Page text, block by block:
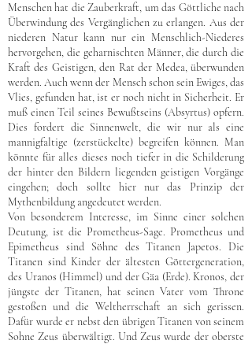
Menschen hat die Zauberkraft, um das Göttliche nach
Überwindung des Vergänglichen zu erlangen. Aus der
niederen Natur kann nur ein Menschlich-Niederes
hervorgehen, die geharnischten Männer, die durch die
Kraft des Geistigen, den Rat der Medea, überwunden
werden. Auch wenn der Mensch schon sein Ewiges, das
Vlies, gefunden hat, ist er noch nicht in Sicherheit. Er
muß einen Teil seines Bewußtseins (Absyrtus) opfern.
Dies fordert die Sinnenwelt, die wir nur als eine
mannigfaltige (zerstückelte) begreifen können. Man
könnte für alles dieses noch tiefer in die Schilderung
der hinter den Bildern liegenden geistigen Vorgänge
eingehen; doch sollte hier nur das Prinzip der
Mythenbildung angedeutet werden.
Von besonderem Interesse, im Sinne einer solchen
Deutung, ist die Prometheus-Sage. Prometheus und
Epimetheus sind Söhne des Titanen Japetos. Die
Titanen sind Kinder der ältesten Göttergeneration,
des Uranos (Himmel) und der Gäa (Erde). Kronos, der
jüngste der Titanen, hat seinen Vater vom Throne
gestoßen und die Weltherrschaft an sich gerissen.
Dafür wurde er nebst den übrigen Titanen von seinem
Sohne Zeus überwältigt. Und Zeus wurde der oberste